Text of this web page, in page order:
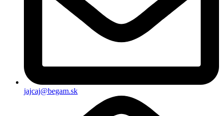
jajcaj@begam.sk